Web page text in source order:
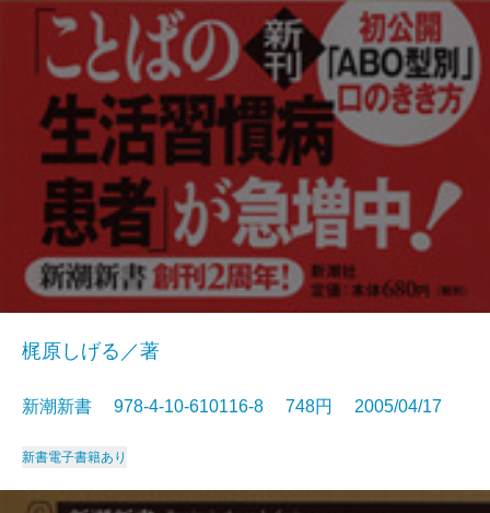
梶原しげる／著
新潮新書 978-4-10-610116-8 748円 2005/04/17
新書電子書籍あり